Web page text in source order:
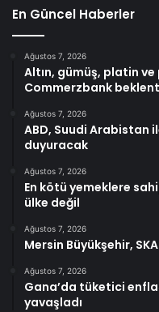
En Güncel Haberler
Ağustos 7, 2026
Altın, gümüş, platin
Commerzbank
Ağustos 7, 2026
ABD, Suudi Arabistan
duyuracak
Ağustos 7, 2026
En kötü yemeklere
ülke değil
Ağustos 7, 2026
Mersin Büyükşehir,
Ağustos 7, 2026
Gana’da tüketici
yavaşladı